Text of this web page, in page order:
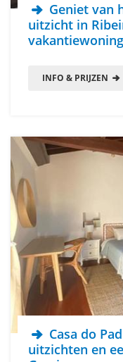
Geniet van
uitzicht in
vakantiewoning
INFO & PRIJZEN
Casa do
uitzichten en